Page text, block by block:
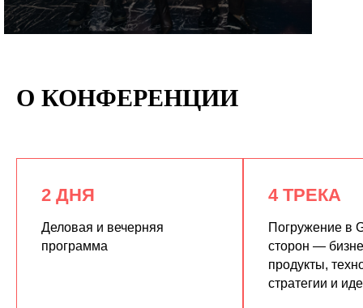
О КОНФЕРЕНЦИИ
2 ДНЯ
Деловая и вечерняя
программа
4 ТРЕКА
Погружение в
сторон —
продукты,
стратегии и
КУПИТЬ ЗАПИСИ